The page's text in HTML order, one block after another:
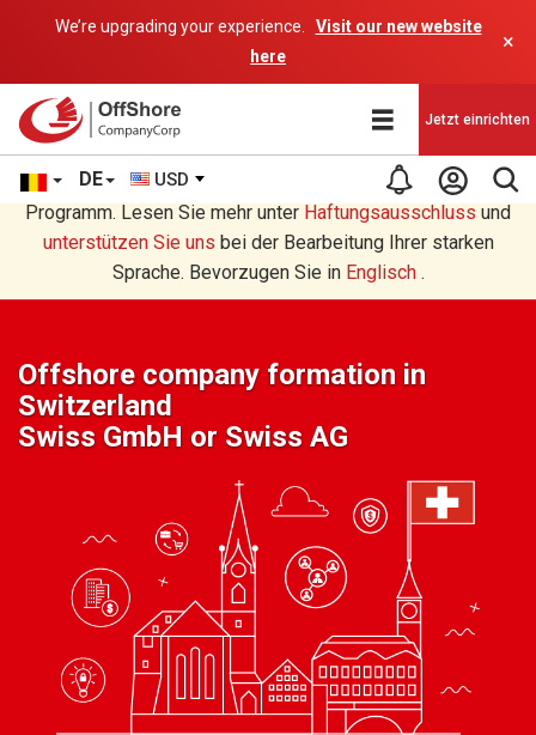
We’re upgrading your experience.
Visit our new website
here
×
DE USD
Jetzt einrichten
Sie lesen eine Deutsche Übersetzung durch ein AI-
Programm. Lesen Sie mehr unter Haftungsausschluss und
unterstützen Sie uns bei der Bearbeitung Ihrer starken
Sprache. Bevorzugen Sie in Englisch.
Offshore company formation in
Switzerland
Swiss GmbH or Swiss AG